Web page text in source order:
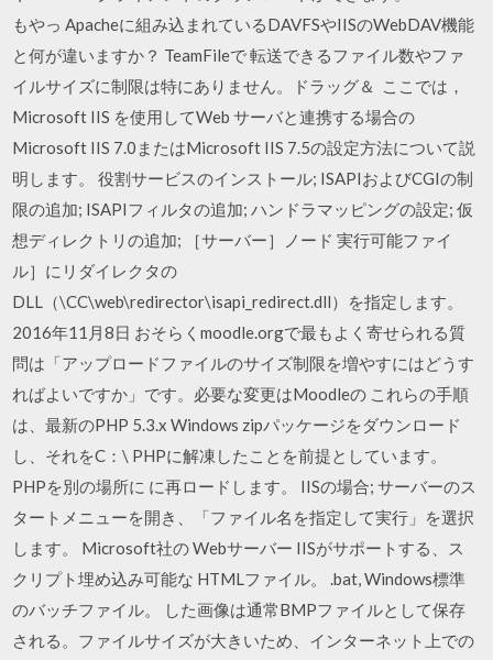
もやっ Apacheに組み込まれているDAVFSやIISのWebDAV機能
と何が違いますか？ TeamFileで 転送できるファイル数やファ
イルサイズに制限は特にありません。ドラッグ＆ ここでは，
Microsoft IIS を使用してWeb サーバと連携する場合の
Microsoft IIS 7.0またはMicrosoft IIS 7.5の設定方法について説
明します。 役割サービスのインストール; ISAPIおよびCGIの制
限の追加; ISAPIフィルタの追加; ハンドラマッピングの設定; 仮
想ディレクトリの追加; ［サーバー］ノード 実行可能ファイ
ル］にリダイレクタの
DLL（\CC\web\redirector\isapi_redirect.dll）を指定します。
2016年11月8日 おそらくmoodle.orgで最もよく寄せられる質
問は「アップロードファイルのサイズ制限を増やすにはどうす
ればよいですか」です。必要な変更はMoodleの これらの手順
は、最新のPHP 5.3.x Windows zipパッケージをダウンロード
し、それをC：\ PHPに解凍したことを前提としています。
PHPを別の場所に に再ロードします。 IISの場合; サーバーのス
タートメニューを開き、「ファイル名を指定して実行」を選択
します。 Microsoft社の Webサーバー IISがサポートする、ス
クリプト埋め込み可能な HTMLファイル。 .bat, Windows標準
のバッチファイル。 した画像は通常BMPファイルとして保存
される。ファイルサイズが大きいため、インターネット上での